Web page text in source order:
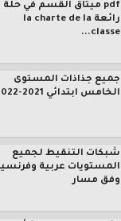
pdf ميثاق القسم في حلة
رائعة la charte de la
classe...
جميع جذاذات المستوى
الخامس ابتدائي 2021-2022
شبكات التنقيط لجميع
المستويات عربية
وفق مسار